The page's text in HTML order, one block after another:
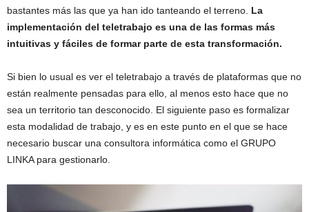
bastantes más las que ya han ido tanteando el terreno. La
implementación del teletrabajo es una de las formas más
intuitivas y fáciles de formar parte de esta transformación.
Si bien lo usual es ver el teletrabajo a través de plataformas que no
están realmente pensadas para ello, al menos esto hace que no
sea un territorio tan desconocido. El siguiente paso es formalizar
esta modalidad de trabajo, y es en este punto en el que se hace
necesario buscar una consultora informática como el GRUPO
LINKA para gestionarlo.